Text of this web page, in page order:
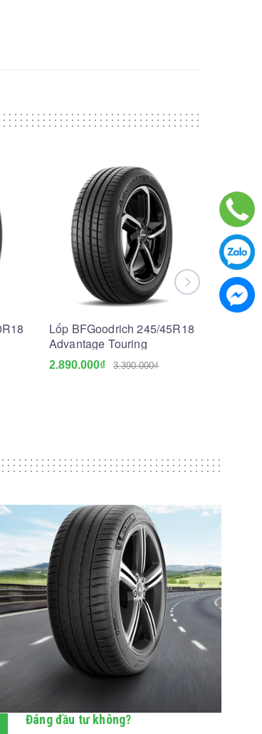
Lốp BFGoodrich 245/45R18
Advantage Touring
2.890.000₫ 3.390.000₫
Đáng đầu tư không?